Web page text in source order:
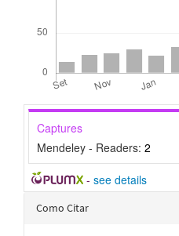
Captures
Mendeley - Readers: 2
- see details
Detalhes
Como Citar